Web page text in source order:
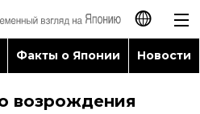
日本語
English
Факты о Японии Новости
возрождения